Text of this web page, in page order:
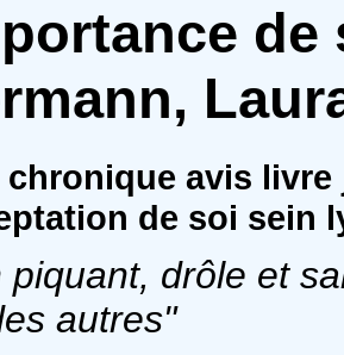
avis
de soi sein
piquant, drôle et
autres"